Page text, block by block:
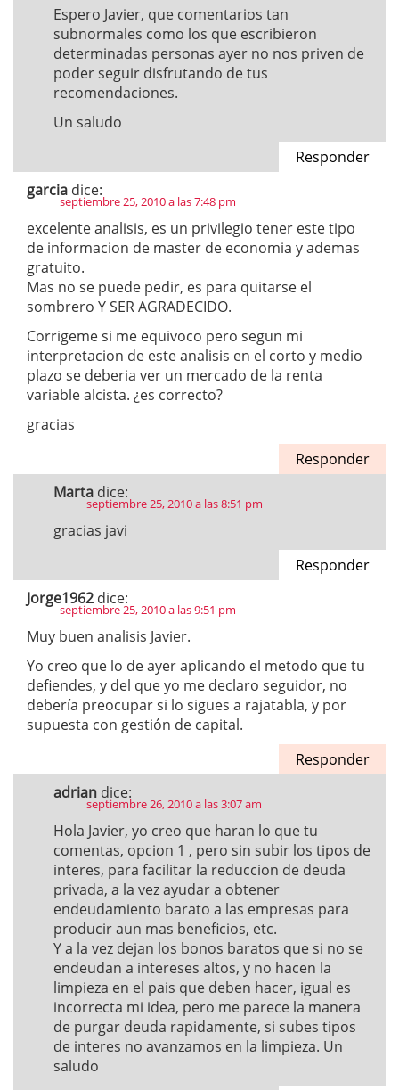
Espero Javier, que comentarios tan
subnormales como los que escribieron
determinadas personas ayer no nos priven de
poder seguir disfrutando de tus
recomendaciones.
Un saludo
Responder
garcia dice:
septiembre 25, 2010 a las 7:48 pm
excelente analisis, es un privilegio tener este tipo
de informacion de master de economia y ademas
gratuito.
Mas no se puede pedir, es para quitarse el
sombrero Y SER AGRADECIDO.
Corrigeme si me equivoco pero segun mi
interpretacion de este analisis en el corto y medio
plazo se deberia ver un mercado de la renta
variable alcista. ¿es correcto?
gracias
Responder
Marta dice:
septiembre 25, 2010 a las 8:51 pm
gracias javi
Responder
Jorge1962 dice:
septiembre 25, 2010 a las 9:51 pm
Muy buen analisis Javier.
Yo creo que lo de ayer aplicando el metodo que tu
defiendes, y del que yo me declaro seguidor, no
debería preocupar si lo sigues a rajatabla, y por
supuesta con gestión de capital.
Responder
adrian dice:
septiembre 26, 2010 a las 3:07 am
Hola Javier, yo creo que haran lo que tu
comentas, opcion 1 , pero sin subir los tipos de
interes, para facilitar la reduccion de deuda
privada, a la vez ayudar a obtener
endeudamiento barato a las empresas para
producir aun mas beneficios, etc.
Y a la vez dejan los bonos baratos que si no se
endeudan a intereses altos, y no hacen la
limpieza en el pais que deben hacer, igual es
incorrecta mi idea, pero me parece la manera
de purgar deuda rapidamente, si subes tipos
de interes no avanzamos en la limpieza. Un
saludo